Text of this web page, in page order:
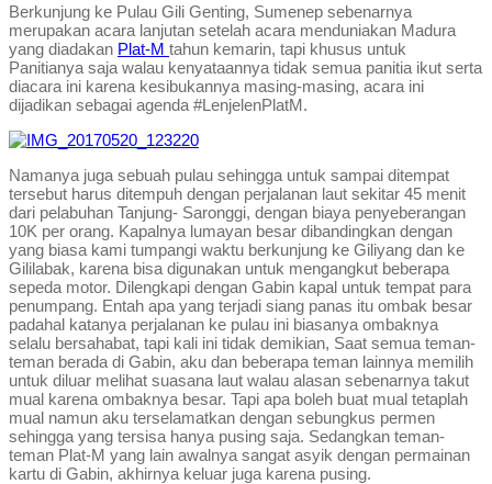
Berkunjung ke Pulau Gili Genting, Sumenep sebenarnya
merupakan acara lanjutan setelah acara menduniakan Madura
yang diadakan Plat-M tahun kemarin, tapi khusus untuk
Panitianya saja walau kenyataannya tidak semua panitia ikut serta
diacara ini karena kesibukannya masing-masing, acara ini
dijadikan sebagai agenda #LenjelenPlatM.
Namanya juga sebuah pulau sehingga untuk sampai ditempat
tersebut harus ditempuh dengan perjalanan laut sekitar 45 menit
dari pelabuhan Tanjung- Saronggi, dengan biaya penyeberangan
10K per orang. Kapalnya lumayan besar dibandingkan dengan
yang biasa kami tumpangi waktu berkunjung ke Giliyang dan ke
Gililabak, karena bisa digunakan untuk mengangkut beberapa
sepeda motor. Dilengkapi dengan Gabin kapal untuk tempat para
penumpang. Entah apa yang terjadi siang panas itu ombak besar
padahal katanya perjalanan ke pulau ini biasanya ombaknya
selalu bersahabat, tapi kali ini tidak demikian, Saat semua teman-
teman berada di Gabin, aku dan beberapa teman lainnya memilih
untuk diluar melihat suasana laut walau alasan sebenarnya takut
mual karena ombaknya besar. Tapi apa boleh buat mual tetaplah
mual namun aku terselamatkan dengan sebungkus permen
sehingga yang tersisa hanya pusing saja. Sedangkan teman-
teman Plat-M yang lain awalnya sangat asyik dengan permainan
kartu di Gabin, akhirnya keluar juga karena pusing.